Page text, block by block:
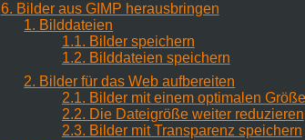
6. Bilder aus GIMP herausbringen
1. Bilddateien
1.1. Bilder speichern
1.2. Bilddateien speichern
2. Bilder für das Web aufbereiten
2.1. Bilder mit einem optimalen
2.2. Die Dateigröße weiter reduzieren
2.3. Bilder mit Transparenz speichern